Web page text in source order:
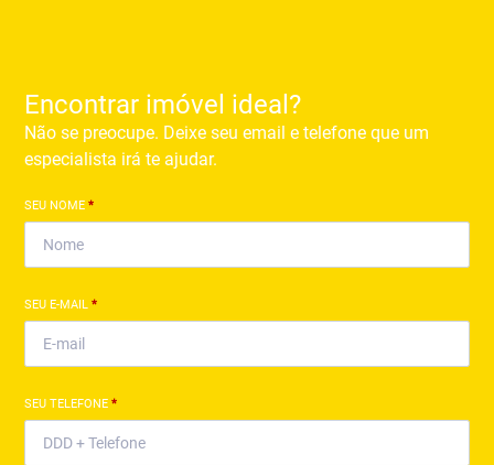
Encontrar imóvel ideal?
Não se preocupe. Deixe seu email e telefone que um
especialista irá te ajudar.
SEU NOME*
SEU E-MAIL*
SEU TELEFONE*